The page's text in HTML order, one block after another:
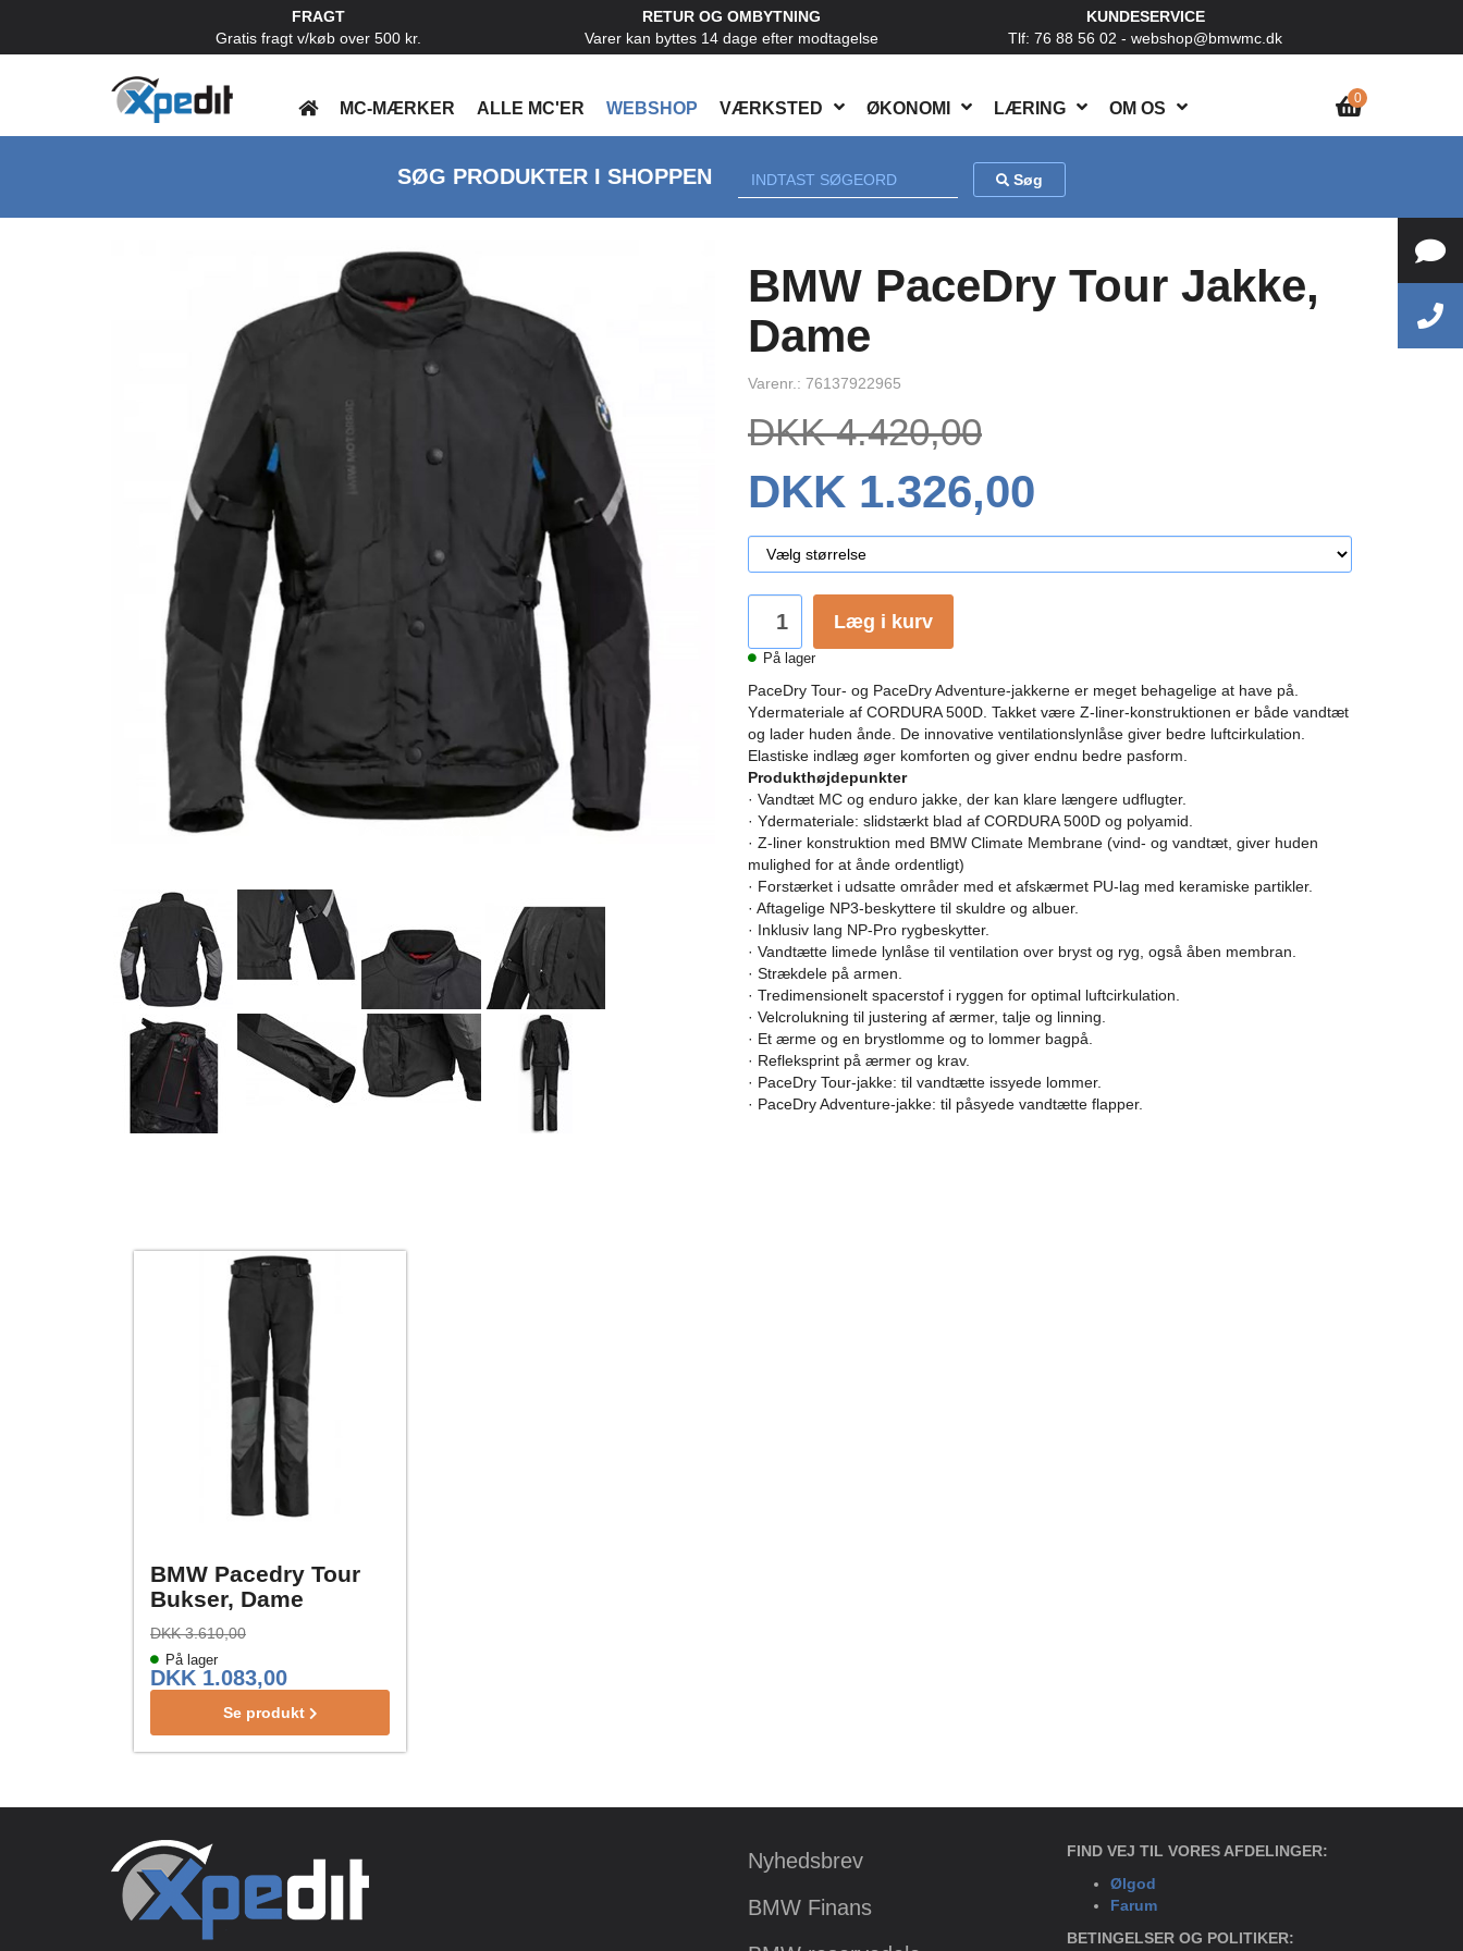
MC-MÆRKER ALLE MC'ER WEBSHOP VÆRKSTED ØKONOMI LÆRING OM OS
0
FRAGT
Gratis fragt v/køb over 500 kr.
RETUR OG OMBYTNING
Varer kan byttes 14 dage efter modtagelse
KUNDESERVICE
Tlf: 76 88 56 02 - webshop@bmwmc.dk
SØG PRODUKTER I SHOPPEN Søg
BMW PaceDry Tour Jakke,
Dame
Varenr.: 76137922965
DKK 4.420,00
DKK 1.326,00
Læg i kurv
På lager
PaceDry Tour- og PaceDry Adventure-jakkerne er meget behagelige at have på.
Ydermateriale af CORDURA 500D. Takket være Z-liner-konstruktionen er både vandtæt
og lader huden ånde. De innovative ventilationslynlåse giver bedre luftcirkulation.
Elastiske indlæg øger komforten og giver endnu bedre pasform.
Produkthøjdepunkter
· Vandtæt MC og enduro jakke, der kan klare længere udflugter.
· Ydermateriale: slidstærkt blad af CORDURA 500D og polyamid.
· Z-liner konstruktion med BMW Climate Membrane (vind- og vandtæt, giver huden
mulighed for at ånde ordentligt)
· Forstærket i udsatte områder med et afskærmet PU-lag med keramiske partikler.
· Aftagelige NP3-beskyttere til skuldre og albuer.
· Inklusiv lang NP-Pro rygbeskytter.
· Vandtætte limede lynlåse til ventilation over bryst og ryg, også åben membran.
· Strækdele på armen.
· Tredimensionelt spacerstof i ryggen for optimal luftcirkulation.
· Velcrolukning til justering af ærmer, talje og linning.
· Et ærme og en brystlomme og to lommer bagpå.
· Refleksprint på ærmer og krav.
· PaceDry Tour-jakke: til vandtætte issyede lommer.
· PaceDry Adventure-jakke: til påsyede vandtætte flapper.
BMW Pacedry Tour
Bukser, Dame
På lager
DKK 3.610,00
DKK 1.083,00
Se produkt
Nyhedsbrev
BMW Finans
FIND VEJ TIL VORES AFDELINGER:
Ølgod
Farum
BETINGELSER OG POLITIKER: